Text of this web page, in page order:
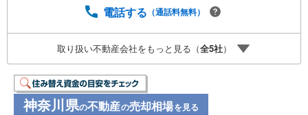
は、経済的なメリットが大きいのが特徴です。この3SLDK
能のある浴室のでお湯が冷めてしまっても安心ですね。雨
の日で濡れた上着や傘もすぐに乾燥できる、浴室乾燥機付
きの物件です。TVインターホンで、モニターから来訪者が
確認できます。数ある物件の中から弊社の物件をご覧いた
だき、ありがとうございます。心を込めてお手伝いさせて
下さい
電話する （通話料無料）
取り扱い不動産会社をもっと見る（全5社）
神奈川県の不動産の売却相場を見る